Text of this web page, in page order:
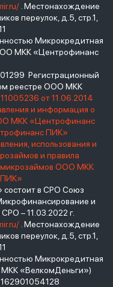
. Местонахождение
переулок, д.5, стр.1,
Микрокредитная
МКК «Центрофинанс
Регистрационный
реестре ООО МКК
от 11.06.2014
и информация о
МКК «Центрофинанс
ПИК»
использования и
и правила
микрозаймов ООО МКК
в СРО Союз
и
– 11.03.2022 г.
. Местонахождение
переулок, д.5, стр.1,
Микрокредитная
«ВелкомДеньги»)